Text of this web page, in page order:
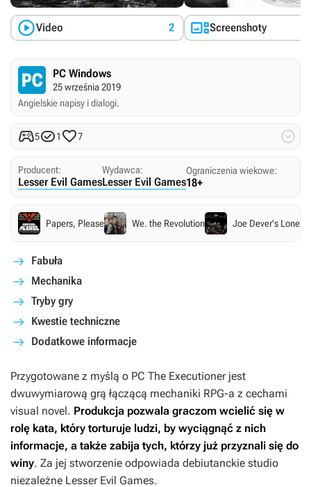
Video 2 Screenshoty
PC Windows
25 września 2019
Angielskie napisy i dialogi.
51 7 
Producent:
Lesser Evil Games
Wydawca:
Lesser Evil Games
Ograniczenia wiekowe:
18+
Papers, Please We. the Revolution Joe Dever's Lone
Fabuła
Mechanika
Tryby gry
Kwestie techniczne
Dodatkowe informacje
Przygotowane z myślą o PC The Executionerjest
dwuwymiarową grą łączącą mechaniki RPG-a z cechami
visual novel. Produkcja pozwala graczom wcielić się w
rolę kata, który torturuje ludzi, by wyciągnąć z nich
informacje, a także zabija tych, którzy już przyznali się do
winy. Za jej stworzenie odpowiada debiutanckie studio
niezależne Lesser Evil Games.